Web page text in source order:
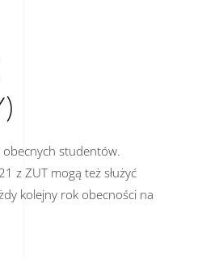
obecnych studentów.
z ZUT mogą też służyć
kolejny rok obecności na